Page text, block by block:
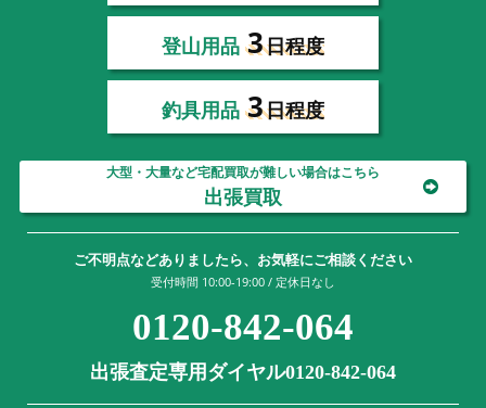
登山用品 3日程度
釣具用品 3日程度
大型・大量など宅配買取が難しい場合はこちら
出張買取
ご不明点などありましたら、お気軽にご相談ください
受付時間 10:00-19:00 / 定休日なし
0120-842-064
出張査定専用ダイヤル0120-842-064